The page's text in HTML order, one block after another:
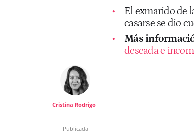
El exmarido de
casarse se dio
Más
deseada e
Cristina Rodrigo
Publicada